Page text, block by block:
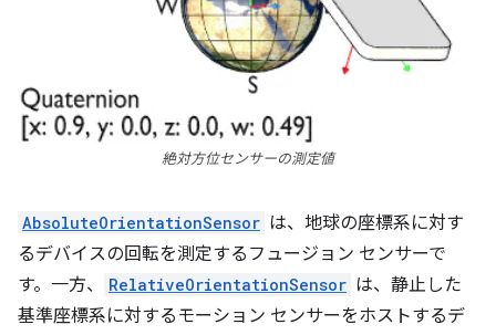
絶対方位センサーの測定値
AbsoluteOrientationSensor は、地球の座標系に対す
るデバイスの回転を測定するフュージョン センサーで
す。一方、
RelativeOrientationSensor は、静止した
基準座標系に対するモーション センサーをホストするデ